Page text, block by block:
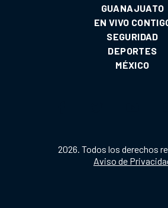
GUANAJUATO
EN VIVO
SEGURIDAD
DEPORTES
MÉXICO
2026. Todos los derechos
Aviso de